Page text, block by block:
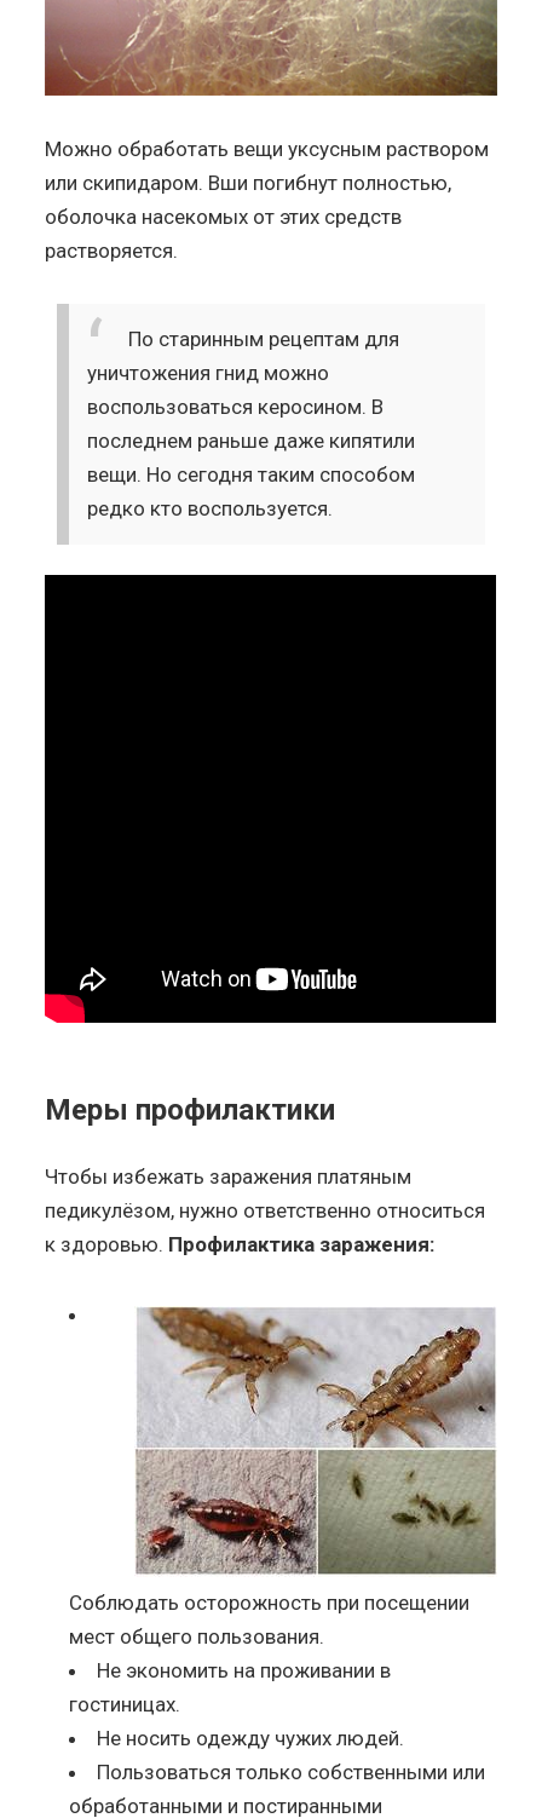
Можно обработать вещи уксусным раствором
или скипидаром. Вши погибнут полностью,
оболочка насекомых от этих средств
растворяется.
По старинным рецептам для
уничтожения гнид можно
воспользоваться керосином. В
последнем раньше даже кипятили
вещи. Но сегодня таким способом
редко кто воспользуется.
Меры профилактики
Чтобы избежать заражения платяным
педикулёзом, нужно ответственно относиться
к здоровью. Профилактика заражения:
Соблюдать осторожность при посещении
мест общего пользования.
Не экономить на проживании в
гостиницах.
Не носить одежду чужих людей.
Пользоваться только собственными или
обработанными и постиранными